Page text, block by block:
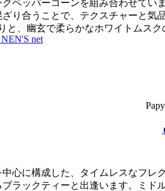
ペッパーコーンを組み合わせて
り合うことで、テクスチャーと
と、幽玄で柔らかなホワイトムス
心に構成した、タイムレスなフ
ラックティーと出逢います。ミ